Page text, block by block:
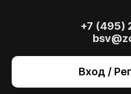
+7 (495)
Вход /
также для анализа